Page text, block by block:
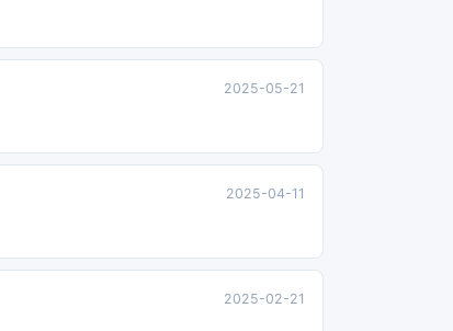
2025-05-21
2025-04-11
2025-02-21